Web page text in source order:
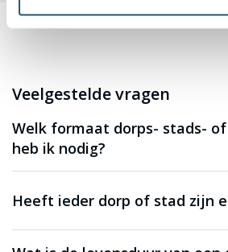
Veelgestelde vragen
Welk formaat dorps- stads-
heb ik nodig?
Heeft ieder dorp of stad zijn